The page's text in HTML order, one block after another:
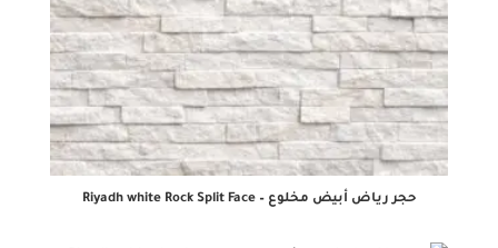
حجر رياض أبيض مخلوع – Riyadh white Rock Split Face